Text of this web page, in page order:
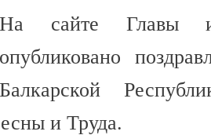
На сайте Главы и
опубликовано
Балкарской
и Труда.